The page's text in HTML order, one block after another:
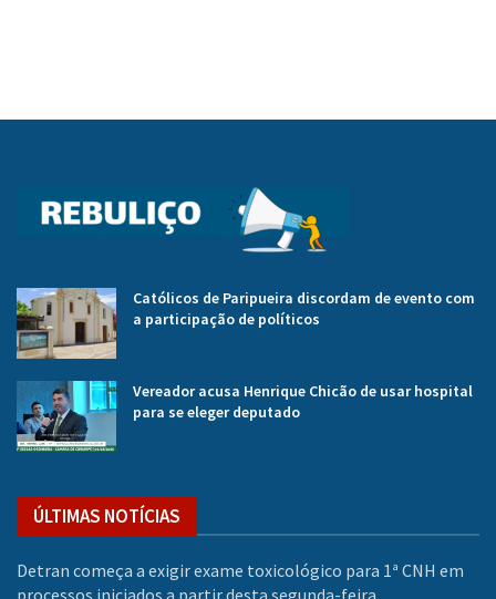
Católicos de Paripueira discordam de evento com
a participação de políticos
Vereador acusa Henrique Chicão de usar hospital
para se eleger deputado
ÚLTIMAS NOTÍCIAS
Detran começa a exigir exame toxicológico para 1ª CNH em